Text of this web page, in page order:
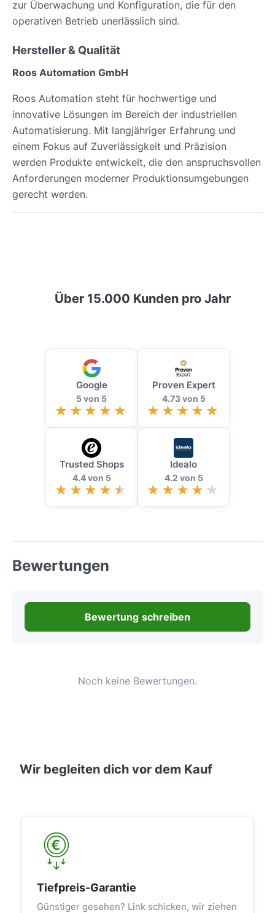
zur Überwachung und Konfiguration, die für den
operativen Betrieb unerlässlich sind.
Hersteller & Qualität
Roos Automation GmbH
Roos Automation steht für hochwertige und
innovative Lösungen im Bereich der industriellen
Automatisierung. Mit langjähriger Erfahrung und
einem Fokus auf Zuverlässigkeit und Präzision
werden Produkte entwickelt, die den anspruchsvollen
Anforderungen moderner Produktionsumgebungen
gerecht werden.
Über 15.000 Kunden pro Jahr
Google
5 von 5
Proven Expert
4.73 von 5
Trusted Shops
4.4 von 5
Idealo
4.2 von 5
Bewertungen
Bewertung schreiben
Noch keine Bewertungen.
Wir begleiten dich vor dem Kauf
Tiefpreis-Garantie
Günstiger gesehen? Link schicken, wir ziehen